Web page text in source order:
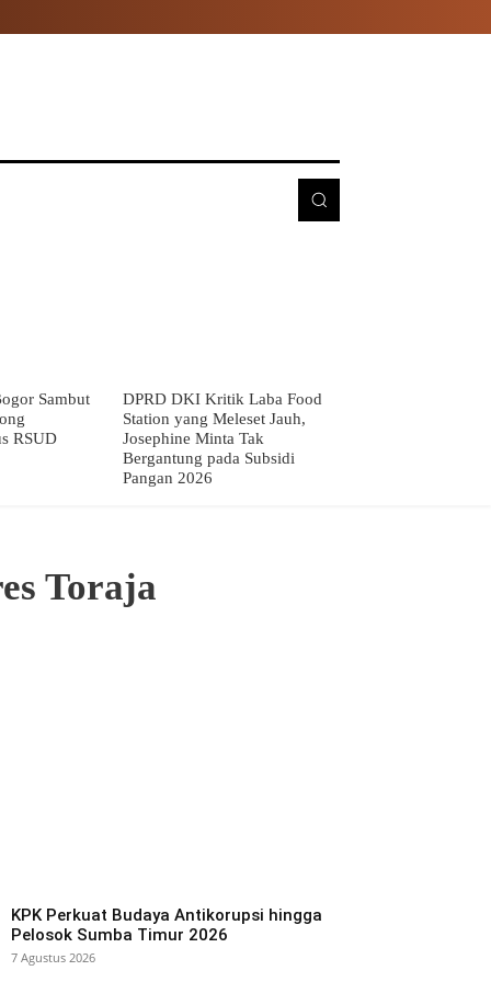
Sambut
RSUD
DPRD DKI Kritik Laba Food
Station yang Meleset Jauh,
Josephine Minta Tak
Bergantung pada Subsidi
Pangan 2026
Toraja
KPK Perkuat Budaya Antikorupsi hingga
Pelosok Sumba Timur 2026
7 Agustus 2026